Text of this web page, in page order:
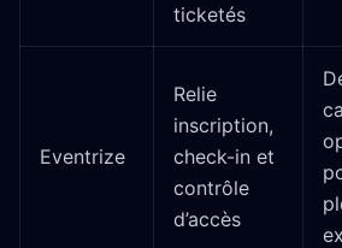
ticketés
Eventrize
Relie
inscription,
check-in et
contrôle
d’accès